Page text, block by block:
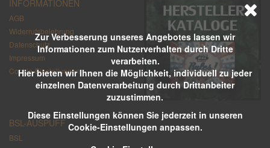
Zur Verbesserung unseres Angebotes lassen wir
Informationen zum Nutzerverhalten durch Dritte
verarbeiten.
Hier bieten wir Ihnen die Möglichkeit, individuell zu jeder
einzelnen Datenverarbeitung durch Drittanbeiter
zuzustimmen.
Diese Einstellungen können Sie jederzeit in unseren
Cookie-Einstellungen anpassen.
INFORMATIONEN
AGB
Widerrufsbelehrung
Datenschutz
Impressum
Cookie-Einstellungen
BSL-AUSPUFF
BSL